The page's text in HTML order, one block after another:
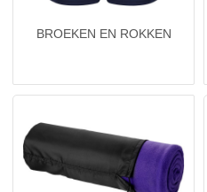
BROEKEN EN ROKKEN